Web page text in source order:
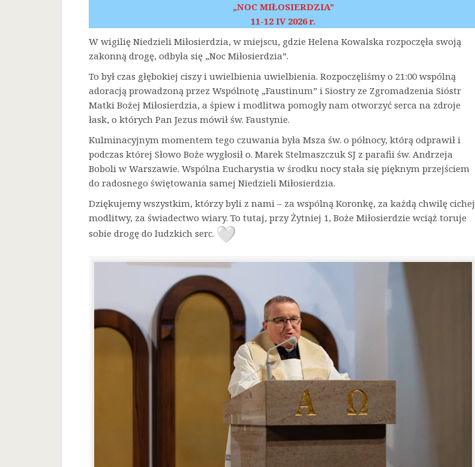
„NOC MIŁOSIERDZIA”
11-12 IV 2026 r.
W wigilię Niedzieli Miłosierdzia, w miejscu, gdzie Helena Kowalska rozpoczęła swoją
zakonną drogę, odbyła się „Noc Miłosierdzia”.
To był czas głębokiej ciszy i uwielbienia uwielbienia. Rozpoczęliśmy o 21:00 wspólną
adoracją prowadzoną przez Wspólnotę „Faustinum” i Siostry ze Zgromadzenia Sióstr
Matki Bożej Miłosierdzia, a śpiew i modlitwa pomogły nam otworzyć serca na zdroje
łask, o których Pan Jezus mówił św. Faustynie.
Kulminacyjnym momentem tego czuwania była Msza św. o północy, którą odprawił i
podczas której Słowo Boże wygłosił o. Marek Stelmaszczuk SJ z parafii św. Andrzeja
Boboli w Warszawie. Wspólna Eucharystia w środku nocy stała się pięknym przejściem
do radosnego świętowania samej Niedzieli Miłosierdzia.
Dziękujemy wszystkim, którzy byli z nami – za wspólną Koronkę, za każdą chwilę cichej
modlitwy, za świadectwo wiary. To tutaj, przy Żytniej 1, Boże Miłosierdzie wciąż toruje
sobie drogę do ludzkich serc.